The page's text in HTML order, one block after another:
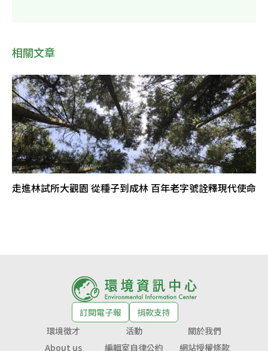
相關文章
走進林試所大觀園 從種子到成林 百年老字號詮釋現代使命
訂閱電子報
捐款支持
環境徵才
活動
關於我們
About us
編輯室自律公約 網站授權條款